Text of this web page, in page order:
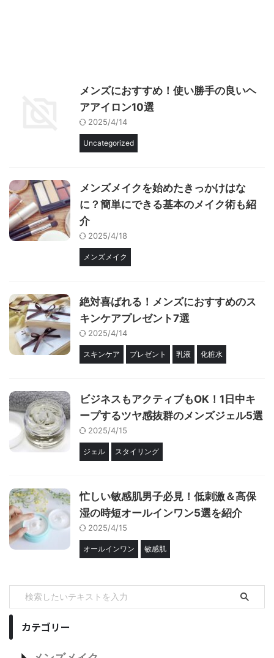
メンズにおすすめ！使い勝手の良いヘ
アアイロン10選
2025/4/14
Uncategorized
メンズメイクを始めたきっかけはな
に？簡単にできる基本のメイク術も紹
介
2025/4/18
メンズメイク
絶対喜ばれる！メンズにおすすめのス
キンケアプレゼント7選
2025/4/14
スキンケア プレゼント 乳液 化粧水
ビジネスもアクティブもOK！1日中キ
ープするツヤ感抜群のメンズジェル5選
2025/4/15
ジェル スタイリング
忙しい敏感肌男子必見！低刺激＆高保
湿の時短オールインワン5選を紹介
2025/4/15
オールインワン 敏感肌
カテゴリー